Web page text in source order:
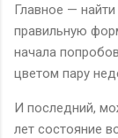
Главное —
правильную
начала
цветом пару
И последний,
лет состояние